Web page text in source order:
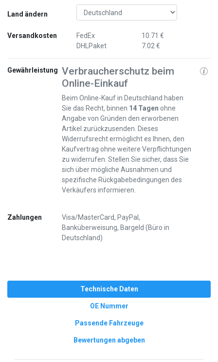
Land ändern
Versandkosten
FedEx
DHLPaket
10.71 €
7.02 €
Gewährleistung Verbraucherschutz beim
Online-Einkauf
Beim Online-Kauf in Deutschland haben
Sie das Recht, binnen 14 Tagen ohne
Angabe von Gründen den erworbenen
Artikel zurückzusenden. Dieses
Widerrufsrecht ermöglicht es Ihnen, den
Kaufvertrag ohne weitere Verpflichtungen
zu widerrufen. Stellen Sie sicher, dass Sie
sich über mögliche Ausnahmen und
spezifische Rückgabebedingungen des
Verkäufers informieren.
Zahlungen
Visa/MasterCard, PayPal,
Banküberweisung, Bargeld (Büro in
Deutschland)
Technische Daten
OE Nummer
Passende Fahrzeuge
Bewertungen abgeben